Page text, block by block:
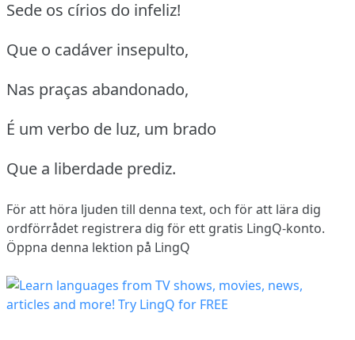
Sede os círios do infeliz!
Que o cadáver insepulto,
Nas praças abandonado,
É um verbo de luz, um brado
Que a liberdade prediz.
För att höra ljuden till denna text, och för att lära dig
ordförrådet registrera dig för ett gratis LingQ-konto.
Öppna denna lektion på LingQ